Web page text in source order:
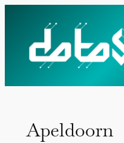
inhoud
Apeldoorn